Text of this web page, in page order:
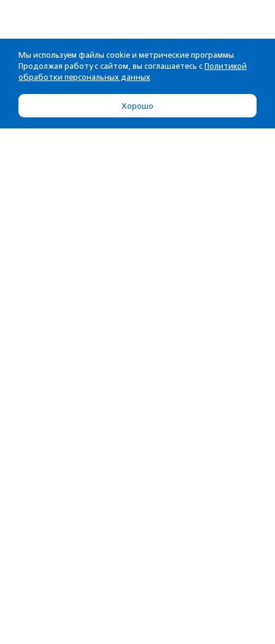
Мы используем файлы cookie и метрические программы.
Продолжая работу с сайтом, вы соглашаетесь с Политикой
обработки персональных данных
Хорошо